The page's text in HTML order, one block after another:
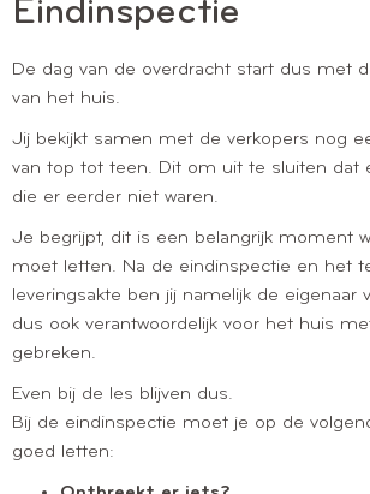
Eindinspectie
De dag van de overdracht start dus met
van het huis.
Jij bekijkt samen met de verkopers nog
van top tot teen. Dit om uit te sluiten dat
die er eerder niet waren.
Je begrijpt, dit is een belangrijk moment
moet letten. Na de eindinspectie en het
leveringsakte ben jij namelijk de eigenaar
dus ook verantwoordelijk voor het huis
gebreken.
Even bij de les blijven dus.
Bij de eindinspectie moet je op de
goed letten: